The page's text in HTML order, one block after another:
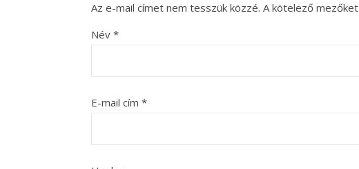
Az e-mail címet nem tesszük közzé. A kötelező mezőket
Név *
E-mail cím *